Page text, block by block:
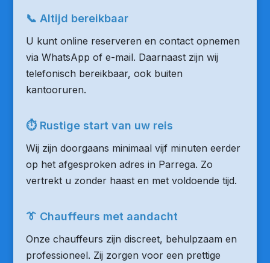
📞 Altijd bereikbaar
U kunt online reserveren en contact opnemen
via WhatsApp of e-mail. Daarnaast zijn wij
telefonisch bereikbaar, ook buiten
kantooruren.
⏱ Rustige start van uw reis
Wij zijn doorgaans minimaal vijf minuten eerder
op het afgesproken adres in Parrega. Zo
vertrekt u zonder haast en met voldoende tijd.
👔 Chauffeurs met aandacht
Onze chauffeurs zijn discreet, behulpzaam en
professioneel. Zij zorgen voor een prettige